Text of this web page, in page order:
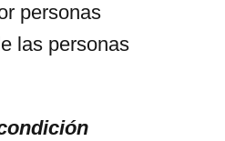
personas
las personas